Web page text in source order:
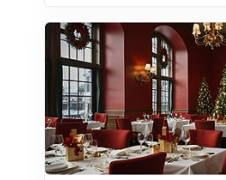
maträtter. Läs mer och